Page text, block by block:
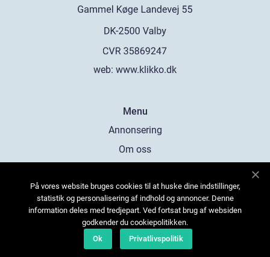
web: www.klikko.dk
Menu
Annonsering
Om oss
Kontakta oss
Sitemap
På vores website bruges cookies til at huske dine indstillinger,
statistik og personalisering af indhold og annoncer. Denne
information deles med tredjepart. Ved fortsat brug af websiden
godkender du cookiepolitikken.
Ok
Privatlivspolitik